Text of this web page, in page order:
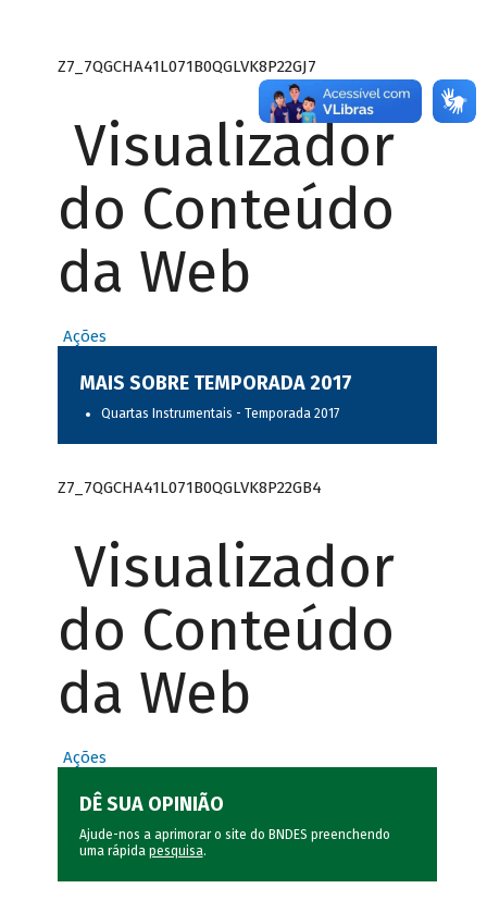
Z7_7QGCHA41L071B0QGLVK8P22GJ7
Visualizador
do Conteúdo
da Web
Ações
MAIS SOBRE TEMPORADA 2017
Quartas Instrumentais - Temporada 2017
Z7_7QGCHA41L071B0QGLVK8P22GB4
Visualizador
do Conteúdo
da Web
Ações
DÊ SUA OPINIÃO
Ajude-nos a aprimorar o site do BNDES preenchendo
uma rápida pesquisa.